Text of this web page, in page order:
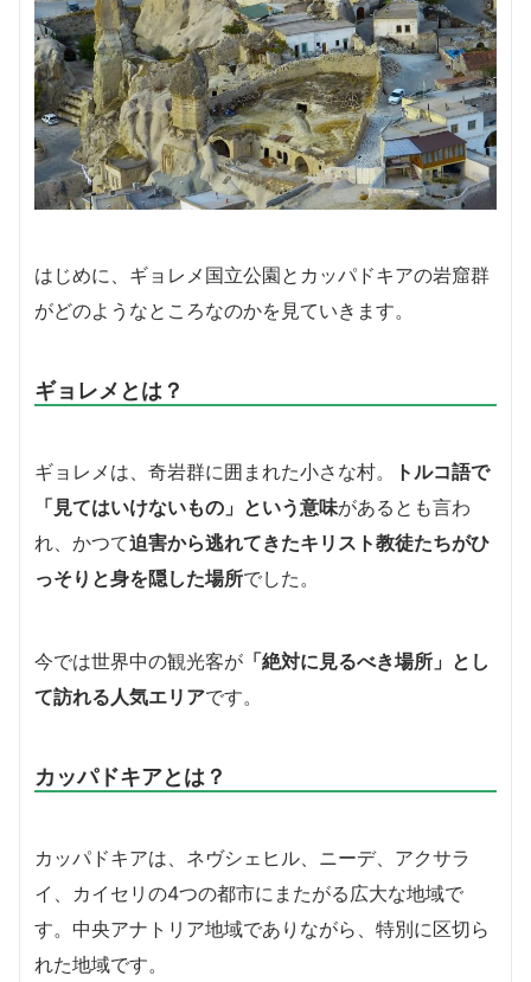
はじめに、ギョレメ国立公園とカッパドキアの岩窟群
がどのようなところなのかを見ていきます。
ギョレメとは？
ギョレメは、奇岩群に囲まれた小さな村。
トルコ語で
「見てはいけないもの」という意味があるとも言わ
れ、かつて迫害から逃れてきたキリスト教徒たちがひ
っそりと身を隠した場所でした。
今では世界中の観光客が 「絶対に見るべき場所」とし
て訪れる人気エリアです。
カッパドキアとは？
カッパドキアは、ネヴシェヒル、ニーデ、アクサラ
イ、カイセリの4つの都市にまたがる広大な地域で
す。中央アナトリア地域でありながら、特別に区切ら
れた地域です。